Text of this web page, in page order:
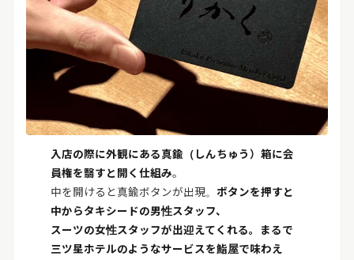
入店の際に外観にある真鍮（しんちゅう）箱に会
員権を翳すと開く仕組み。
中を開けると真鍮ボタンが出現。 ボタンを押すと
中からタキシードの男性スタッフ、
スーツの女性スタッフが出迎えてくれる。まるで
三ツ星ホテルのようなサービスを鮨屋で味わえ